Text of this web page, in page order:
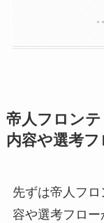
帝人フロン
内容や選考フ
先ずは帝人フ
容や選考フロー